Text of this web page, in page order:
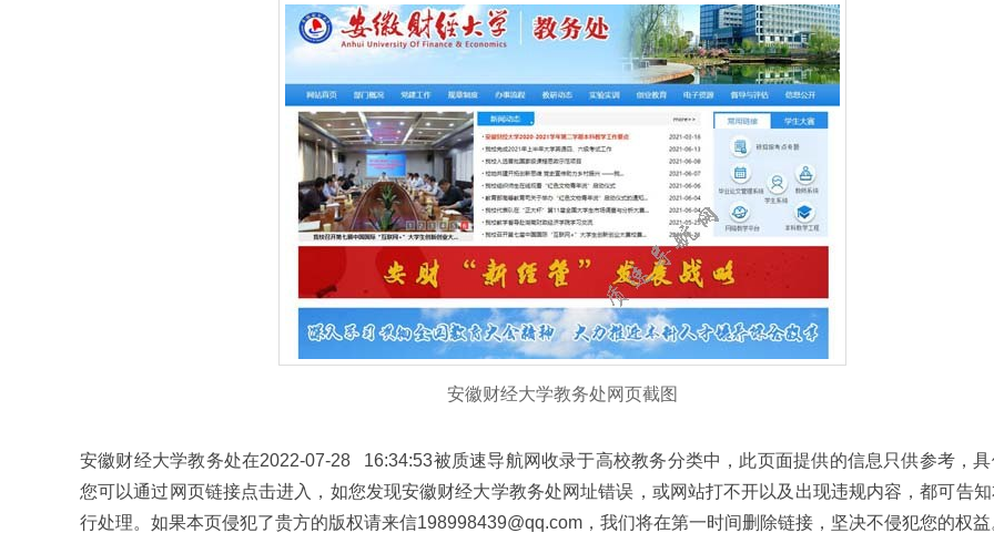
安徽财经大学教务处网页截图
安徽财经大学教务处在2022-07-28 16:34:53被质速导航网收录于高校教务分类中，此页面提供的信息只供参考，
您可以通过网页链接点击进入，如您发现安徽财经大学教务处网址错误，或网站打不开以及出现违规内容，都可告
行处理。如果本页侵犯了贵方的版权请来信198998439@qq.com，我们将在第一时间删除链接，坚决不侵犯您的权益